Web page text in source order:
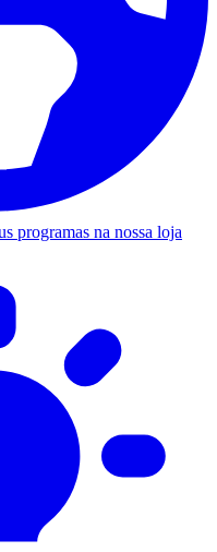
programas na nossa loja